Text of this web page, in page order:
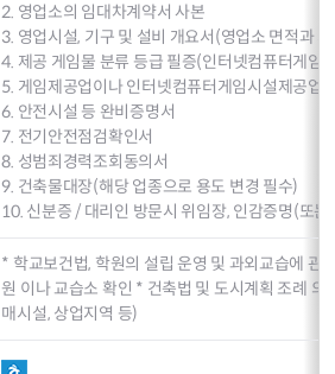
2. 영업소의 임대차계약서 사본
3. 영업시설, 기구 및 설비 개요서(영업소 면적과
4. 제공 게임물 분류 등급 필증(인터넷컴퓨터게임
5. 게임제공업이나 인터넷컴퓨터게임시설제공업
6. 안전시설 등 완비증명서
7. 전기안전점검확인서
8. 성범죄경력조회동의서
9. 건축물대장(해당 업종으로 용도 변경 필수)
10. 신분증 / 대리인 방문시 위임장, 인감증명(또
* 학교보건법, 학원의 설립 운영 및 과외교습에 관
원 이나 교습소 확인 * 건축법 및 도시계획 조례
매시설, 상업지역 등)